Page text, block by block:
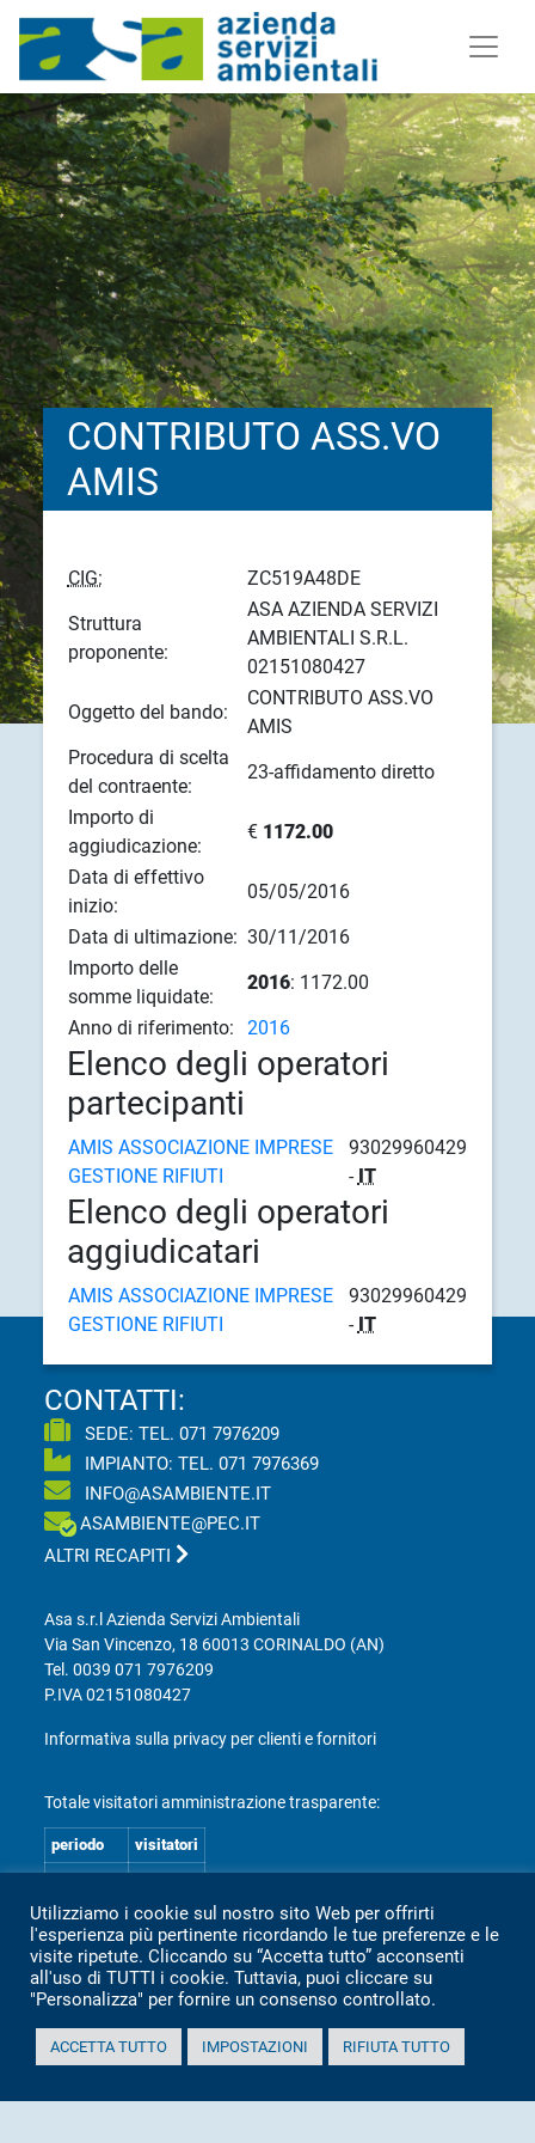
CONTRIBUTO ASS.VO
AMIS
CIG:
ZC519A48DE
Struttura
proponente:
ASA AZIENDA SERVIZI
AMBIENTALI S.R.L.
02151080427
Oggetto del bando:
CONTRIBUTO ASS.VO
AMIS
Procedura di scelta
del contraente:
23-affidamento diretto
Importo di
aggiudicazione:
€ 1172.00
Data di effettivo
inizio:
05/05/2016
Data di ultimazione: 30/11/2016
Importo delle
somme liquidate:
2016: 1172.00
Anno di riferimento:
2016
Elenco degli operatori
partecipanti
AMIS ASSOCIAZIONE IMPRESE
GESTIONE RIFIUTI
93029960429
- IT
Elenco degli operatori
aggiudicatari
AMIS ASSOCIAZIONE IMPRESE
GESTIONE RIFIUTI
93029960429
- IT
CONTATTI:
SEDE: TEL.071 7976209
IMPIANTO: TEL.071 7976369
INFO@ASAMBIENTE.IT
ASAMBIENTE@PEC.IT
ALTRI RECAPITI
Asa s.r.l Azienda Servizi Ambientali
Via San Vincenzo, 18 60013 CORINALDO (AN)
Tel.0039 071 7976209
P.IVA 02151080427
Informativa sulla privacy per clienti e fornitori
Totale visitatori amministrazione trasparente:
periodo
visitatori
anno 2024
2.097
anno 2023
1.803
anno 2022
2.373
anno 2020
1.307
Utilizziamo i cookie sul nostro sito Web per offrirti
l'esperienza più pertinente ricordando le tue preferenze e le
visite ripetute. Cliccando su “Accetta tutto” acconsenti
all'uso di TUTTI i cookie. Tuttavia, puoi cliccare su
"Personalizza" per fornire un consenso controllato.
ACCETTA TUTTO IMPOSTAZIONI RIFIUTA TUTTO